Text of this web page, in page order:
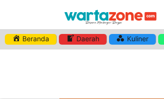
Beranda Daerah Kuliner